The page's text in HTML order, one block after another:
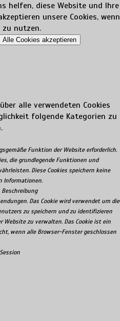
helfen, diese Website und Ihre
unsere Cookies, wenn
zu nutzen.
Alle Cookies akzeptieren
alle verwendeten Cookies
folgende Kategorien zu
Funktion der Website erforderlich.
die grundlegende Funktionen und
Diese Cookies speichern keine
Informationen.
Beschreibung
Das Cookie wird verwendet um die
zu speichern und zu identifizieren
Website zu verwalten. Das Cookie ist ein
wenn alle Browser-Fenster geschlossen
Session